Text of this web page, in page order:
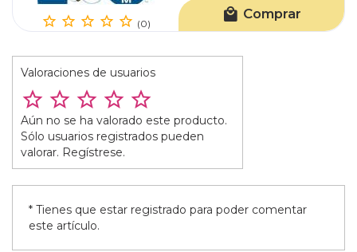
(0)
Comprar
Valoraciones de usuarios
Aún no se ha valorado este producto.
Sólo usuarios registrados pueden
valorar. Regístrese.
* Tienes que estar registrado para poder comentar
este artículo.